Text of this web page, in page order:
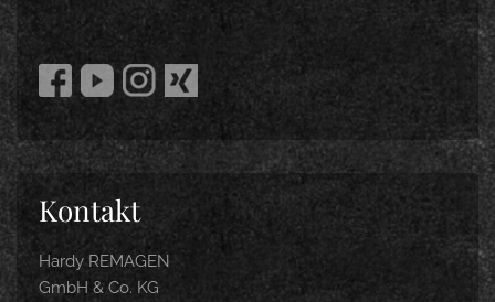
Kontakt
Hardy REMAGEN
GmbH & Co. KG